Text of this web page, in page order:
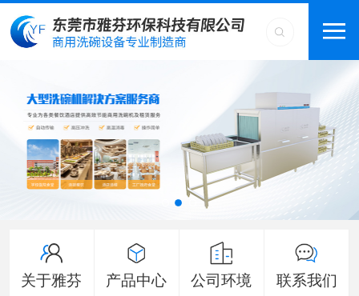
关于雅芬 产品中心 公司环境 联系我们